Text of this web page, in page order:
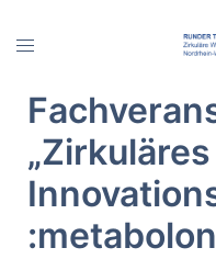
InhaltMenü
:metabolon